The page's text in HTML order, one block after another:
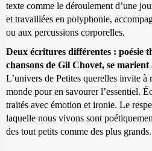
texte comme le déroulement d’une
et travaillées en polyphonie,
ou aux percussions corporelles.
Deux écritures différentes : poésie
chansons de Gil Chovet, se
L’univers de Petites querelles invite à
monde pour en savourer l’essentiel.
traités avec émotion et ironie. Le
laquelle nous vivons sont
des tout petits comme des plus grands.